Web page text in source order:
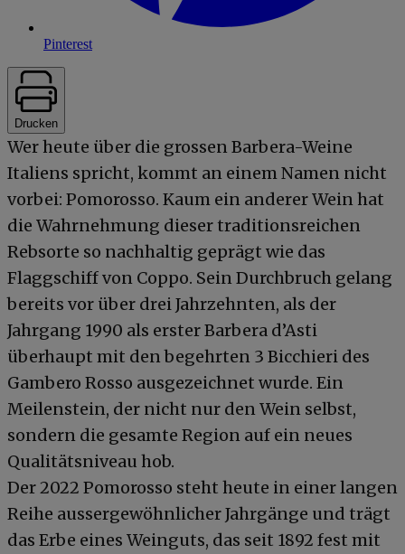
Pinterest
Drucken
Wer heute über die grossen Barbera-Weine
Italiens spricht, kommt an einem Namen nicht
vorbei: Pomorosso. Kaum ein anderer Wein hat
die Wahrnehmung dieser traditionsreichen
Rebsorte so nachhaltig geprägt wie das
Flaggschiff von Coppo. Sein Durchbruch gelang
bereits vor über drei Jahrzehnten, als der
Jahrgang 1990 als erster Barbera d’Asti
überhaupt mit den begehrten 3 Bicchieri des
Gambero Rosso ausgezeichnet wurde. Ein
Meilenstein, der nicht nur den Wein selbst,
sondern die gesamte Region auf ein neues
Qualitätsniveau hob.
Der 2022 Pomorosso steht heute in einer langen
Reihe aussergewöhnlicher Jahrgänge und trägt
das Erbe eines Weinguts, das seit 1892 fest mit